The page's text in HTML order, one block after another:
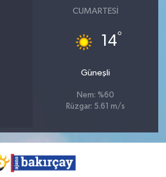
CUMARTESI
14°
Güneşli
Nem: %60
Rüzgar: 5.61 m/s